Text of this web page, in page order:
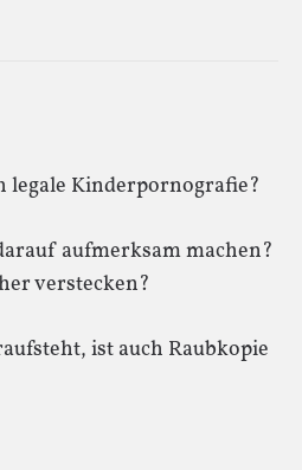
legale Kinderpornografie?
aufmerksam machen?
verstecken?
ist auch Raubkopie